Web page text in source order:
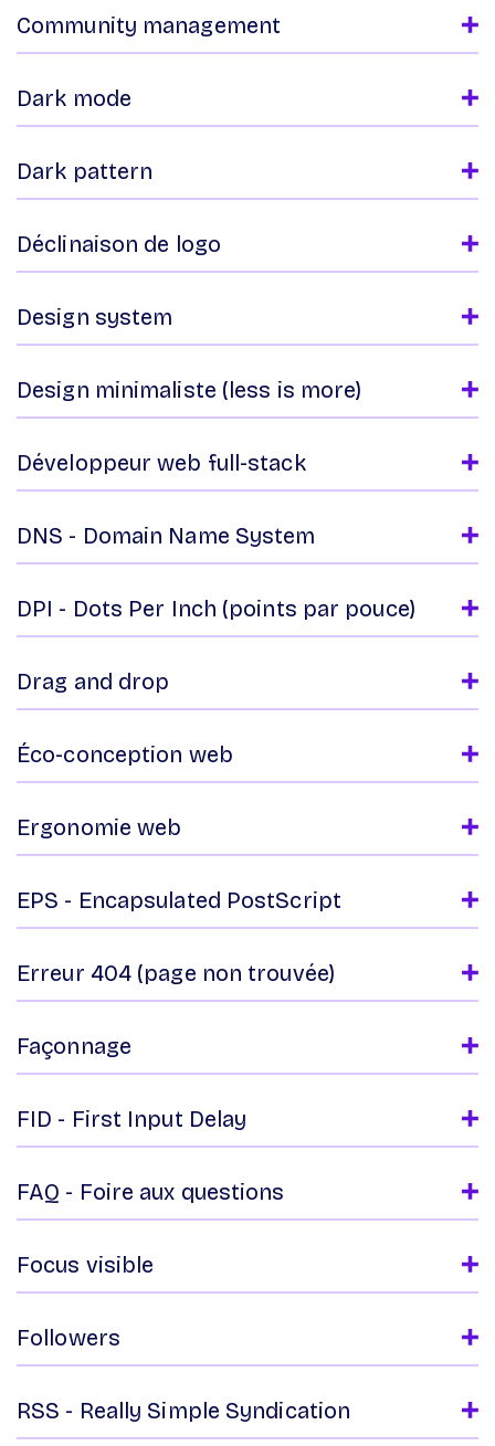
Community management
Dark mode
Dark pattern
Déclinaison de logo
Design system
Design minimaliste (less is more)
Développeur web full-stack
DNS - Domain Name System
DPI - Dots Per Inch (points par pouce)
Drag and drop
Éco-conception web
Ergonomie web
EPS - Encapsulated PostScript
Erreur 404 (page non trouvée)
Façonnage
FID - First Input Delay
FAQ - Foire aux questions
Focus visible
Followers
RSS - Really Simple Syndication